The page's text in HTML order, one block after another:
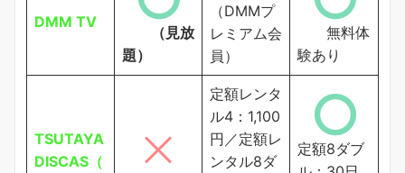
DMM TV
（見放
題）
（DMMプ
レミアム会
員）
無料体
験あり
TSUTAYA
DISCAS（
定額レンタ
ル4：1,100
円／定額レ
ンタル8ダ
定額8ダブ